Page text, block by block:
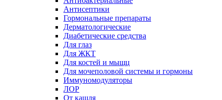
Антисептики
Гормональные препараты
Дерматологические
Диабетические средства
Для глаз
Для ЖКТ
Для костей и мыщц
Для мочеполовой системы и гормоны
Иммуномодуляторы
ЛОР
От кашля